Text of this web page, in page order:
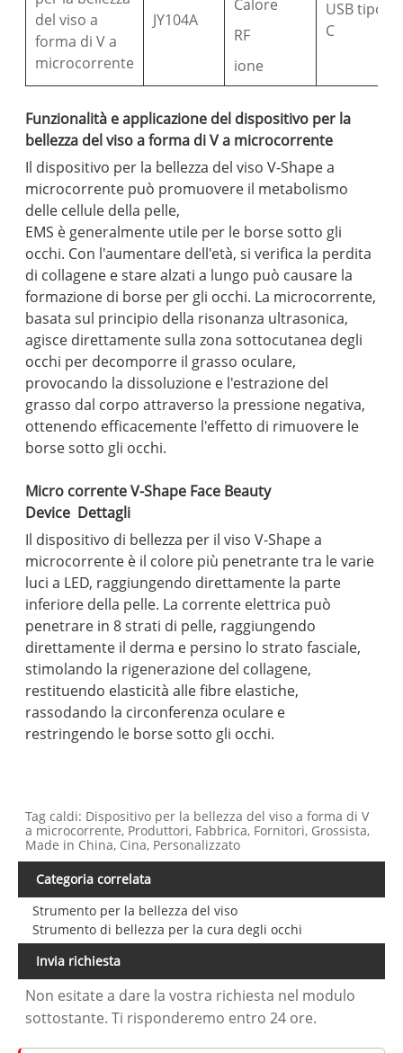
del viso a
forma di V a
microcorrente
JY104A
Calore
RF
ione
USB tipo
C
Funzionalità e applicazione del dispositivo per la
bellezza del viso a forma di V a microcorrente
Il dispositivo per la bellezza del viso V-Shape a
microcorrente può promuovere il metabolismo
delle cellule della pelle,
EMS è generalmente utile per le borse sotto gli
occhi. Con l'aumentare dell'età, si verifica la perdita
di collagene e stare alzati a lungo può causare la
formazione di borse per gli occhi. La microcorrente,
basata sul principio della risonanza ultrasonica,
agisce direttamente sulla zona sottocutanea degli
occhi per decomporre il grasso oculare,
provocando la dissoluzione e l'estrazione del
grasso dal corpo attraverso la pressione negativa,
ottenendo efficacemente l'effetto di rimuovere le
borse sotto gli occhi.
Micro corrente V-Shape Face Beauty
Device Dettagli
Il dispositivo di bellezza per il viso V-Shape a
microcorrente è il colore più penetrante tra le varie
luci a LED, raggiungendo direttamente la parte
inferiore della pelle. La corrente elettrica può
penetrare in 8 strati di pelle, raggiungendo
direttamente il derma e persino lo strato fasciale,
stimolando la rigenerazione del collagene,
restituendo elasticità alle fibre elastiche,
rassodando la circonferenza oculare e
restringendo le borse sotto gli occhi.
Tag caldi: Dispositivo per la bellezza del viso a forma di V
a microcorrente, Produttori, Fabbrica, Fornitori, Grossista,
Made in China, Cina, Personalizzato
Categoria correlata
Strumento per la bellezza del viso
Strumento di bellezza per la cura degli occhi
Invia richiesta
Non esitate a dare la vostra richiesta nel modulo
sottostante. Ti risponderemo entro 24 ore.